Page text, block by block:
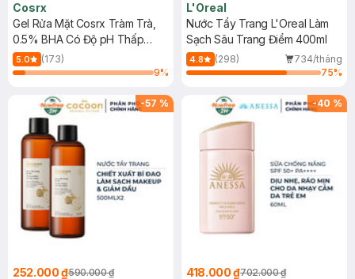
Cosrx
Gel Rửa Mặt Cosrx Tràm Trà,
0.5% BHA Có Độ pH Thấp
150ml
5.0
(173)
9%
L'Oreal
Nước Tẩy Trang L'Oreal Làm
Sạch Sâu Trang Điểm 400ml
4.8 (298)
734/tháng
75%
-57 %
252.000 ₫590.000 ₫
-40 %
418.000 ₫702.000 ₫